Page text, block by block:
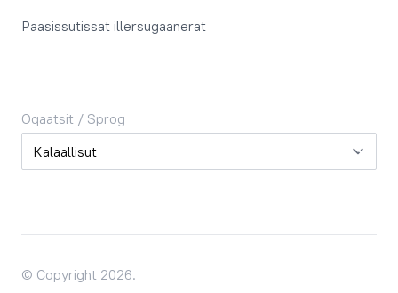
Paasissutissat illersugaanerat
Oqaatsit / Sprog
Oqaatsit / Sprog
© Copyright 2026.